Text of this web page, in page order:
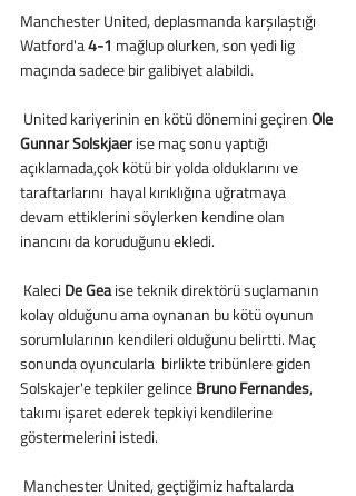
Manchester United, deplasmanda karşılaştığı
Watford'a 4-1 mağlup olurken, son yedi lig
maçında sadece bir galibiyet alabildi.
United kariyerinin en kötü dönemini geçiren Ole
Gunnar Solskjaer ise maç sonu yaptığı
açıklamada,çok kötü bir yolda olduklarını ve
taraftarlarını  hayal kırıklığına uğratmaya
devam ettiklerini söylerken kendine olan
inancını da koruduğunu ekledi.
Kaleci De Gea ise teknik direktörü suçlamanın
kolay olduğunu ama oynanan bu kötü oyunun
sorumlularının kendileri olduğunu belirtti. Maç
sonunda oyuncularla  birlikte tribünlere giden
Solskajer'e tepkiler gelince Bruno Fernandes,
takımı işaret ederek tepkiyi kendilerine
göstermelerini istedi.